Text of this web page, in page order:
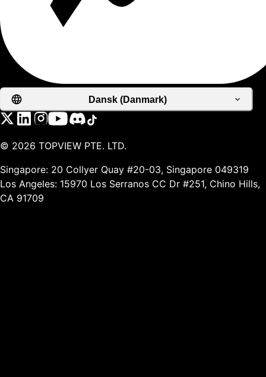
Dansk (Danmark)
© 2026 TOPVIEW PTE. LTD.
Singapore: 20 Collyer Quay #20-03, Singapore 049319
Los Angeles: 15970 Los Serranos CC Dr #251, Chino Hills,
CA 91709